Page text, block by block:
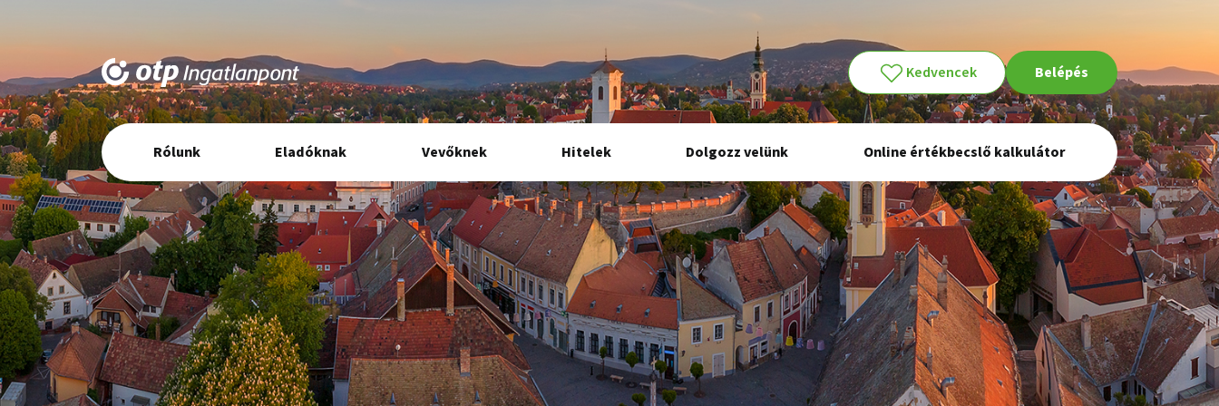
Kedvencek Belépés
Elsődleges
navigáció
Rólunk Eladóknak Vevőknek Hitelek Dolgozz velünk Online értékbecslő kalkulátor